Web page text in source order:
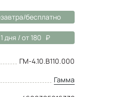
бесплатно
дня / от 180
ГМ-4.10.B110.000
Гамма